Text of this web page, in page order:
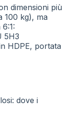
dimensioni più
100 kg), ma
5H3
HDPE, portata
dove i